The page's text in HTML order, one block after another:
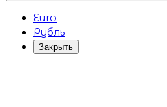
Euro
Рубль
Закрыть